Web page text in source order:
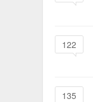
122
135